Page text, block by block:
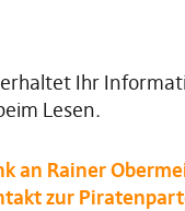
Ihr
Lesen.
an Rainer
zur